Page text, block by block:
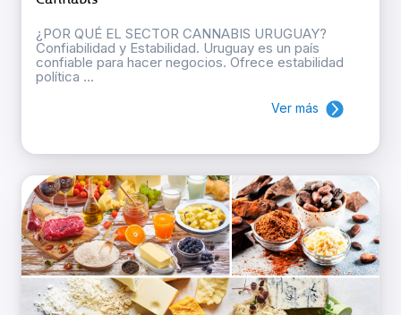
¿POR QUÉ EL SECTOR CANNABIS URUGUAY?
Confiabilidad y Estabilidad. Uruguay es un país
confiable para hacer negocios. Ofrece estabilidad
política ...
Ver más